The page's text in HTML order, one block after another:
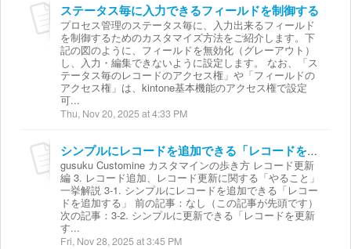
ステータス毎に入力できるフィールドを制御する
プロセス管理のステータス毎に、入力出来るフィールド
を制御するためのカスタマイズ方法をご紹介します。下
記の図のように、フィールドを無効化（グレーアウト）
し、入力・編集できないように設定します。 なお、「ス
テータス毎のレコードのアクセス権」や「フィールドの
アクセス権」は、kintone基本機能のアクセス権で設定
可...
Thu, Nov 20, 2025 at 4:33 PM
シンプルにレコードを追加できる「レコードを追加する」
gusuku Customine カスタマインの歩き方 レコード更新
編 3. レコード追加、レコード更新に関する「やること」
一挙解説 3-1. シンプルにレコードを追加できる「レコー
ドを追加する」 前の記事：なし（この記事が先頭です）
次の記事：3-2. シンプルに更新できる「レコードを更新
す...
Fri, Nov 28, 2025 at 3:45 PM